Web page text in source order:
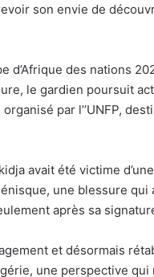
son envie de
d’Afrique des nations
le gardien poursuit
par l’’UNFP,
avait été victime
une blessure
après sa
et désormais
une perspective qui